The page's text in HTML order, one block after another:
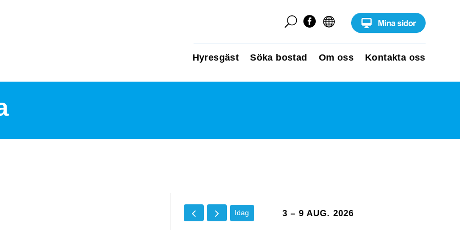


U
Hyresgäst Söka bostad Om oss Kontakta oss
Idag 3 – 9 AUG. 2026